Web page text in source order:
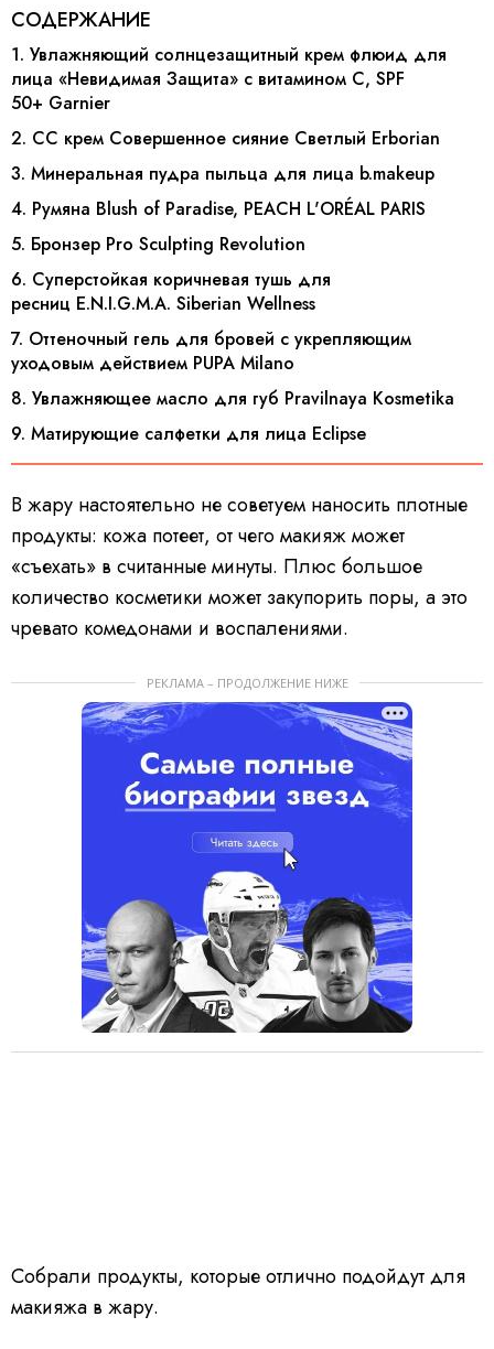
СОДЕРЖАНИЕ
1. Увлажняющий солнцезащитный крем флюид для
лица «Невидимая Защита» с витамином C, SPF
50+ Garnier
2. СС крем Совершенное сияние Cветлый Erborian
3. Минеральная пудра пыльца для лица b.makeup
4. Румяна Blush of Paradise, PEACH L'ORÉAL PARIS
5. Бронзер Pro Sculpting Revolution
6. Суперстойкая коричневая тушь для
ресниц E.N.I.G.M.A. Siberian Wellness
7. Оттеночный гель для бровей с укрепляющим
уходовым действием PUPA Milano
8. Увлажняющее масло для губ Pravilnaya Kosmetika
9. Матирующие салфетки для лица Eclipse
В жару настоятельно не советуем наносить плотные
продукты: кожа потеет, от чего макияж может
«съехать» в считанные минуты. Плюс большое
количество косметики может закупорить поры, а это
чревато комедонами и воспалениями.
РЕКЛАМА – ПРОДОЛЖЕНИЕ НИЖЕ
Собрали продукты, которые отлично подойдут для
макияжа в жару.